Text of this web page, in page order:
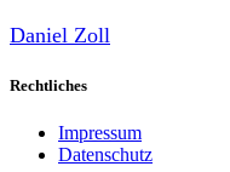
Daniel Zoll
Rechtliches
Impressum
Datenschutz